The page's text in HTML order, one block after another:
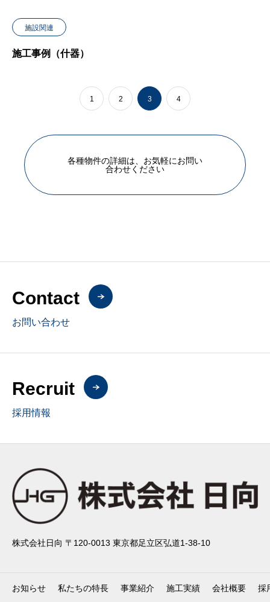
施設関連
施工事例（什器）
1 2 3 4
各種物件の詳細は、お気軽にお問い
合わせください
Contact
お問い合わせ
Recruit
採用情報
株式会社日向 〒120-0013 東京都足立区弘道1-38-10
お知らせ 私たちの特長 事業紹介 施工実績 会社概要 採